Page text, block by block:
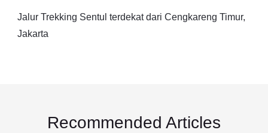
Jalur Trekking Sentul terdekat dari Cengkareng Timur,
Jakarta
Recommended Articles